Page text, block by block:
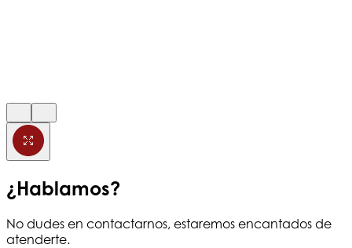
¿Hablamos?
No dudes en contactarnos, estaremos encantados de
atenderte.